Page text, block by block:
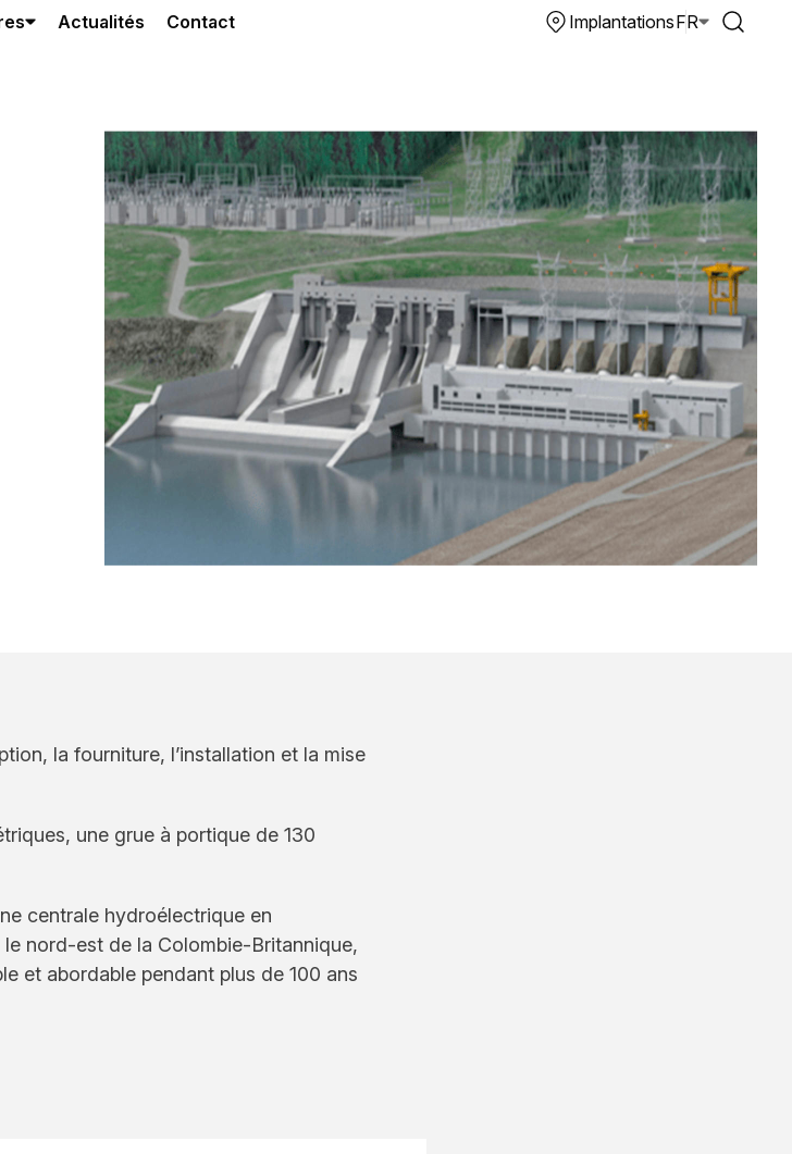
Actualités Contact ImplantationsFR
la fourniture, l’installation et la mise
une grue à portique de 130
centrale hydroélectrique en
nord-est de la Colombie-Britannique,
et abordable pendant plus de 100 ans